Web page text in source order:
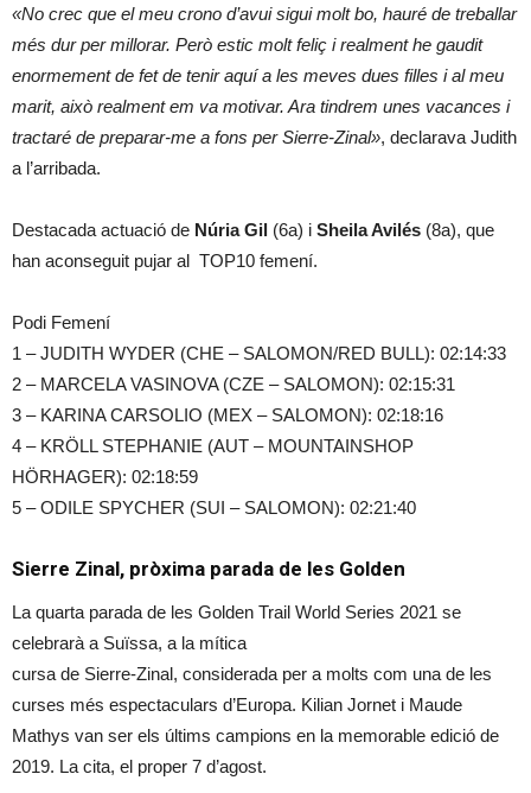
«No crec que el meu crono d’avui sigui molt bo, hauré de treballar
més dur per millorar. Però estic molt feliç i realment he gaudit
enormement de fet de tenir aquí a les meves dues filles i al meu
marit, això realment em va motivar. Ara tindrem unes vacances i
tractaré de preparar-me a fons per Sierre-Zinal», declarava Judith
a l’arribada.
Destacada actuació de Núria Gil (6a) i Sheila Avilés (8a), que
han aconseguit pujar al TOP10 femení.
Podi Femení
1 – JUDITH WYDER (CHE – SALOMON/RED BULL): 02:14:33
2 – MARCELA VASINOVA (CZE – SALOMON): 02:15:31
3 – KARINA CARSOLIO (MEX – SALOMON): 02:18:16
4 – KRÖLL STEPHANIE (AUT – MOUNTAINSHOP
HÖRHAGER): 02:18:59
5 – ODILE SPYCHER (SUI – SALOMON): 02:21:40
Sierre Zinal, pròxima parada de les Golden
La quarta parada de les Golden Trail World Series 2021 se
celebrarà a Suïssa, a la mítica
cursa de Sierre-Zinal, considerada per a molts com una de les
curses més espectaculars d’Europa. Kilian Jornet i Maude
Mathys van ser els últims campions en la memorable edició de
2019. La cita, el proper 7 d’agost.